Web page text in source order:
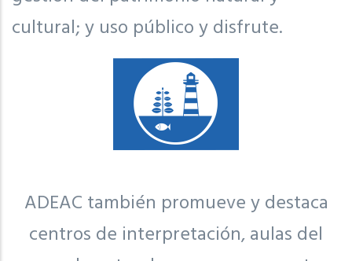
cultural; y uso público y disfrute.
ADEAC también promueve y destaca
centros de interpretación, aulas del